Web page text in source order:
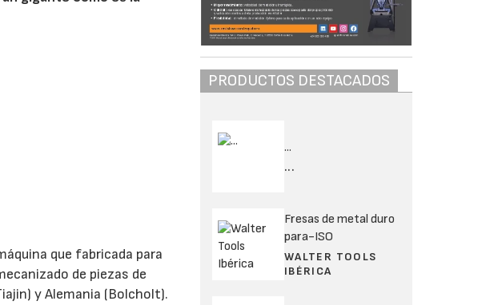
que fabricada para
de piezas de
y Alemania (Bolcholt).
PRODUCTOS DESTACADOS
...
...
Fresas de metal duro
para-ISO
WALTER TOOLS
IBÉRICA